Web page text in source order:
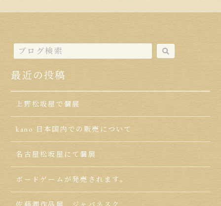
最近の投稿
上野松坂屋で個展
kano 日本国内での販売について
名古屋松坂屋にて個展
ボードゲームが発売されます。